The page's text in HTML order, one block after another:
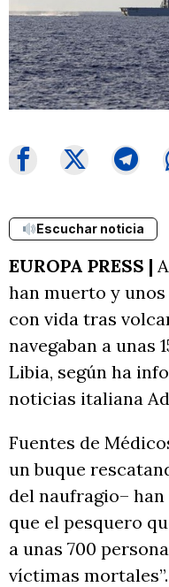
Escuchar noticia
EUROPA PRESS |
han muerto y
con vida tras
navegaban a unas
Libia, según ha
noticias italiana
Fuentes de
un buque
del naufragio–
que el pesquero
a unas 700
víctimas